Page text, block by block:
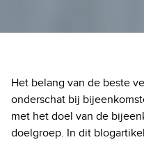
Het belang van de beste
onderschat bij
met het doel van de
doelgroep. In dit